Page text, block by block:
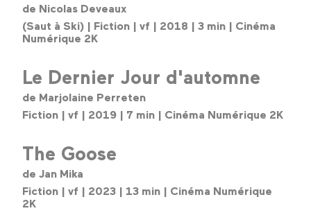
de Nicolas Deveaux
(Saut à Ski) | Fiction | vf | 2018 | 3 min | Cinéma
Numérique 2K
Le Dernier Jour d'automne
de Marjolaine Perreten
Fiction | vf | 2019 | 7 min | Cinéma Numérique 2K
The Goose
de Jan Mika
Fiction | vf | 2023 | 13 min | Cinéma Numérique
2K